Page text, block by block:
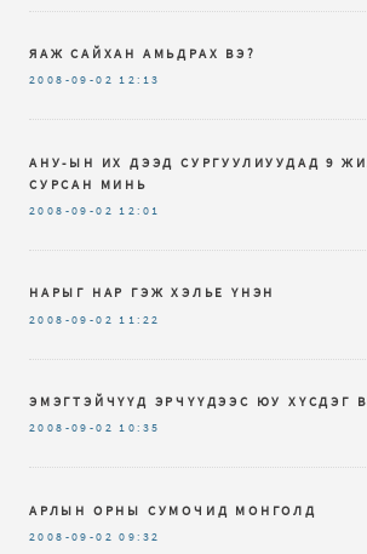
ЯАЖ САЙХАН АМЬДРАХ ВЭ?
2008-09-02 12:13
АНУ-ЫН ИХ ДЭЭД СУРГУУЛИУУДАД 9
СУРСАН МИНЬ
2008-09-02 12:01
НАРЫГ НАР ГЭЖ ХЭЛЬЕ ҮНЭН
2008-09-02 11:22
ЭМЭГТЭЙЧҮҮД ЭРЧҮҮДЭЭС ЮУ ХҮСДЭГ
2008-09-02 10:35
АРЛЫН ОРНЫ СУМОЧИД МОНГОЛД
2008-09-02 09:32